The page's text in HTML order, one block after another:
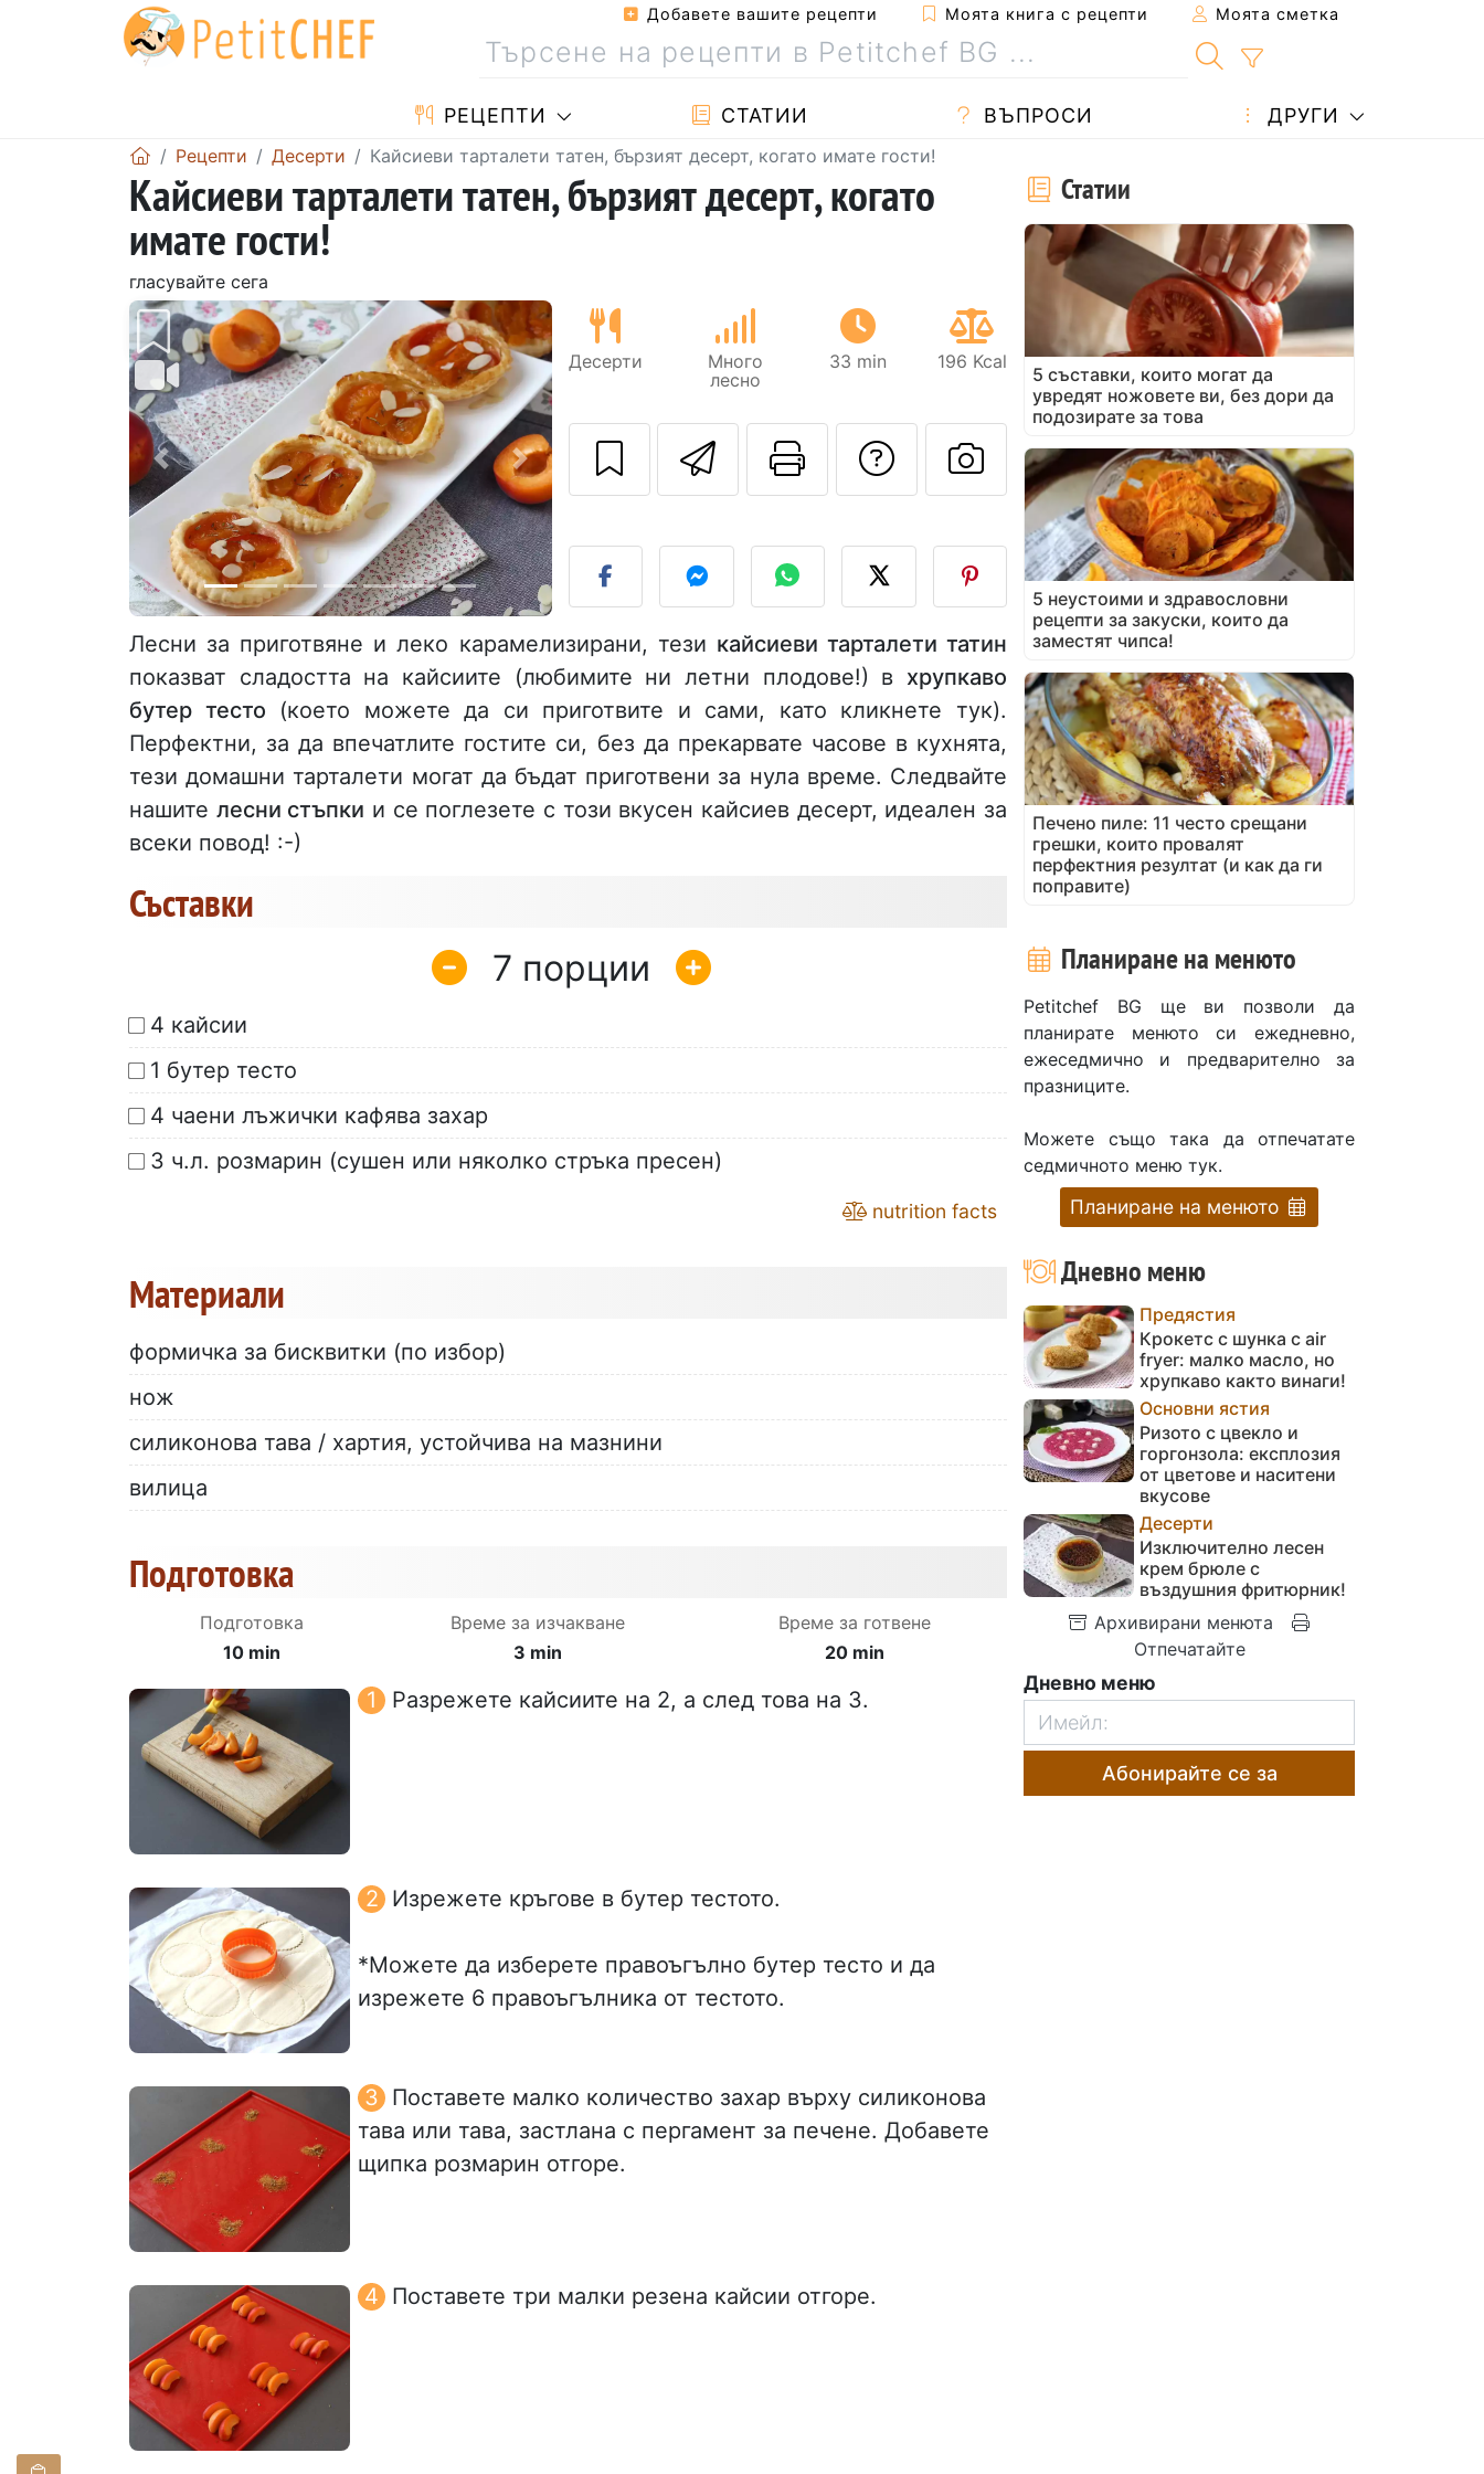
Добавете вашите рецепти Моята книга с рецепти Моята сметка
РЕЦЕПТИ СТАТИИ ВЪПРОСИ ДРУГИ
Рецепти Десерти Кайсиеви тарталети татен, бързият десерт, когато имате гости!
Кайсиеви тарталети татен, бързият десерт, когато
имате гости!
гласувайте сега
Предишен Следващ
Десерти
Много
лесно
33 min 196 Kcal
Изпратете тази рецепта на приятел
Отпечатване на тази страница
Да зададете въпрос на автора
Публикувайте своя снимка
Лесни за приготвяне и леко карамелизирани, тези кайсиеви тарталети татин
показват сладостта на кайсиите (любимите ни летни плодове!) в хрупкаво
бутер тесто (което можете да си приготвите и сами, като кликнете тук).
Перфектни, за да впечатлите гостите си, без да прекарвате часове в кухнята,
тези домашни тарталети могат да бъдат приготвени за нула време. Следвайте
нашите лесни стъпки и се поглезете с този вкусен кайсиев десерт, идеален за
всеки повод! :-)
Съставки
7
4 кайсии
1 бутер тесто
4 чаени лъжички кафява захар
3 ч.л. розмарин (сушен или няколко стръка пресен)
nutrition facts
Материали
формичка за бисквитки (по избор)
нож
силиконова тава / хартия, устойчива на мазнини
вилица
Подготовка
Подготовка
10 min
Време за изчакване
3 min
Време за готвене
20 min
Разрежете кайсиите на 2, а след това на 3.
Изрежете кръгове в бутер тестото.
*Можете да изберете правоъгълно бутер тесто и да
изрежете 6 правоъгълника от тестото.
Поставете малко количество захар върху силиконова
тава или тава, застлана с пергамент за печене. Добавете
щипка розмарин отгоре.
Поставете три малки резена кайсии отгоре.
Статии
5 съставки, които могат да
увредят ножовете ви, без дори да
подозирате за това
5 неустоими и здравословни
рецепти за закуски, които да
заместят чипса!
Печено пиле: 11 често срещани
грешки, които провалят
перфектния резултат (и как да ги
поправите)
Планиране на менюто
Petitchef BG ще ви позволи да
планирате менюто си ежедневно,
ежеседмично и предварително за
празниците.
Можете също така да отпечатате
седмичното меню тук.
Планиране на менюто
Дневно меню
Предястия
Крокетс с шунка с air
fryer: малко масло, но
хрупкаво както винаги!
Основни ястия
Ризото с цвекло и
горгонзола: експлозия
от цветове и наситени
вкусове
Десерти
Изключително лесен
крем брюле с
въздушния фритюрник!
Архивирани менюта
Отпечатайте
Дневно меню
Абонирайте се за